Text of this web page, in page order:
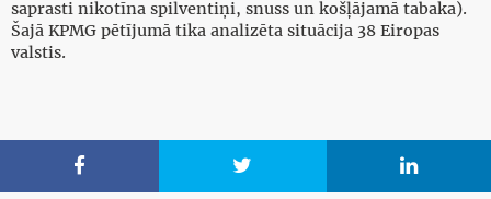
saprasti nikotīna spilventiņi, snuss un košļājamā tabaka).
Šajā KPMG pētījumā tika analizēta situācija 38 Eiropas
valstis.
  